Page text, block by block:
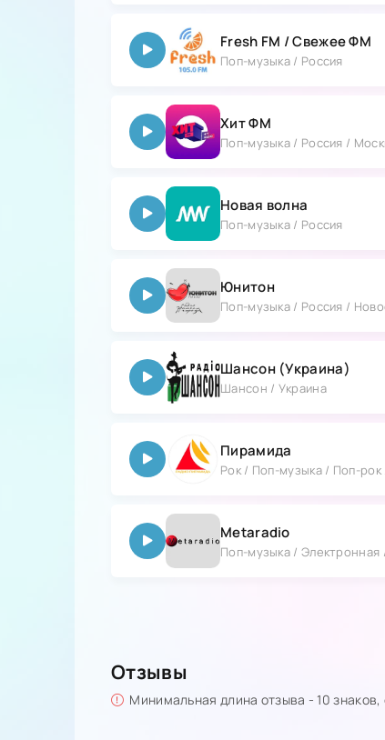
Fresh FM / Свежее ФМ
Поп-музыка / Россия
Хит ФМ
Поп-музыка / Россия /
Новая волна
Поп-музыка / Россия
Юнитон
Поп-музыка / Россия /
Шансон (Украина)
Шансон / Украина
Пирамида
Рок / Поп-музыка / Поп-рок
Metaradio
Поп-музыка / Электронная
Отзывы
Минимальная длина отзыва - 10